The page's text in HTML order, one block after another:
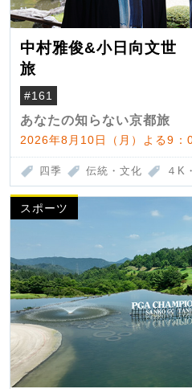
中村雅俊&小日向文世
旅
#161
あなたの知らない京都旅
2026年8月10日（月）よる9：
四季 伝統・文化 ４K
スポーツ